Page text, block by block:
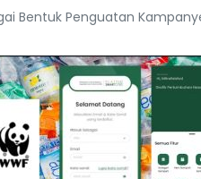
Bentuk Penguatan